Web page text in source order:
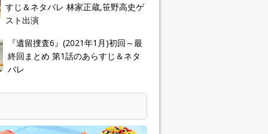
すじ＆ネタバレ 林家正蔵,笹野高史ゲ
スト出演
『遺留捜査6』(2021年1月)初回～最
終回まとめ 第1話のあらすじ＆ネタ
バレ